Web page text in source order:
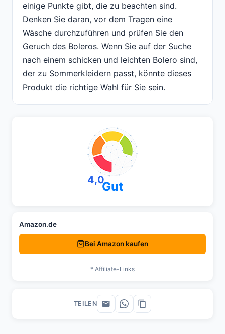
einige Punkte gibt, die zu beachten sind.
Denken Sie daran, vor dem Tragen eine
Wäsche durchzuführen und prüfen Sie den
Geruch des Boleros. Wenn Sie auf der Suche
nach einem schicken und leichten Bolero sind,
der zu Sommerkleidern passt, könnte dieses
Produkt die richtige Wahl für Sie sein.
4,0Gut
Amazon.de
Bei Amazon kaufen
* Affiliate-Links
TEILEN